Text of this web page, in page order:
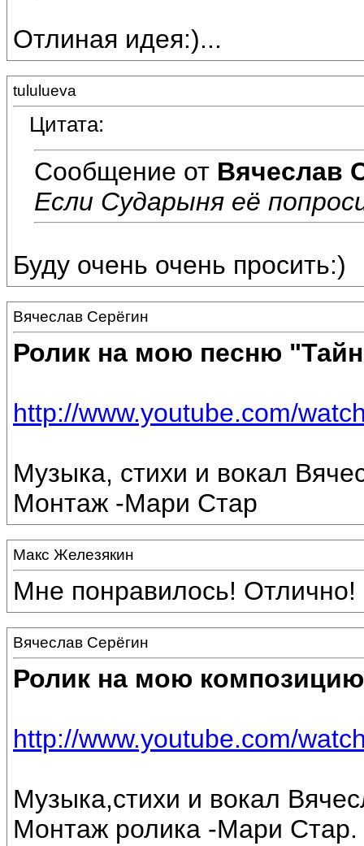
Отлиная идея:)...
tululueva
Цитата:
Сообщение от Вячеслав
Если Сударыня её
Буду очень очень просить:)
Вячеслав Серёгин
Ролик на мою песню
http://www.youtube.com/
Музыка, стихи и вокал
Монтаж -Мари Стар
Макс Железякин
Мне понравилось!
Вячеслав Серёгин
Ролик на мою
http://www.youtube.com/
Музыка,стихи и вокал
Монтаж ролика -Мари Стар.